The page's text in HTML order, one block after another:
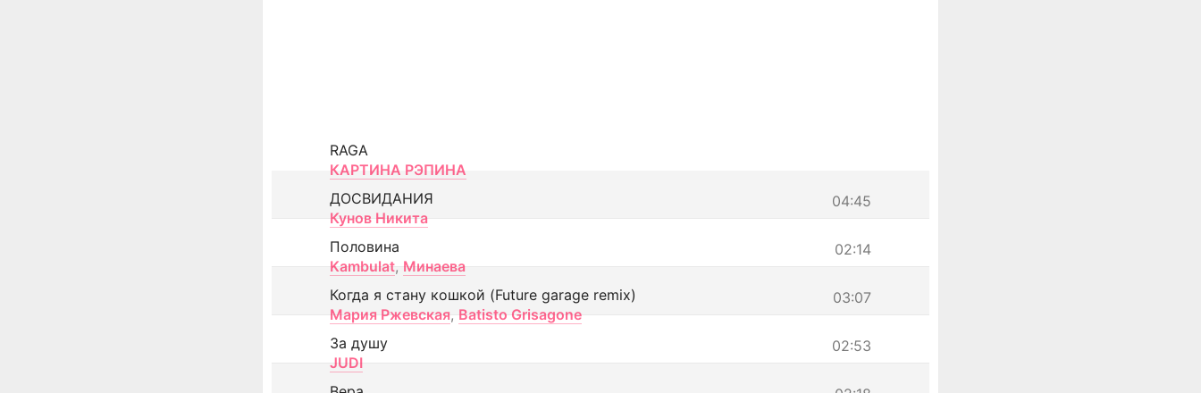
RAGA
КАРТИНА РЭПИНА
04:45
ДОСВИДАНИЯ
Кунов Никита
02:14
Половина
Kambulat, Минаева
03:07
Когда я стану кошкой (Future garage remix)
Мария Ржевская, Batisto Grisagone
02:53
За душу
JUDI